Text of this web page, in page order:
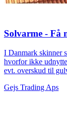
Solvarme - Få
I Danmark skinner
hvorfor ikke
evt. overskud til
Gejs Trading Aps